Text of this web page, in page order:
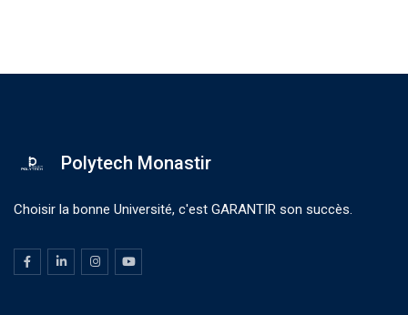
Polytech Monastir
Choisir la bonne Université, c'est GARANTIR son succès.